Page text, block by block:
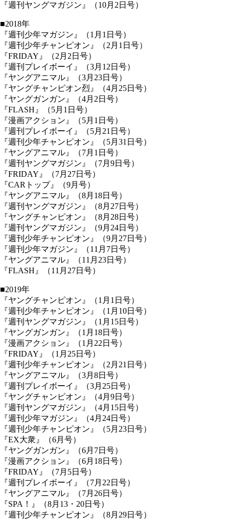
『週刊ヤングマガジン』（10月2日号）
■2018年
『週刊少年マガジン』（1月1日号）
『週刊少年チャンピオン』（2月1日号）
『FRIDAY』（2月2日号）
『週刊プレイボーイ』（3月12日号）
『ヤングアニマル』（3月23日号）
『ヤングチャンピオン烈』（4月25日号）
『ヤングガンガン』（4月2日号）
『FLASH』（5月1日号）
『漫画アクション』（5月1日号）
『週刊プレイボーイ』（5月21日号）
『週刊少年チャンピオン』（5月31日号）
『ヤングアニマル』（7月1日号）
『週刊ヤングマガジン』（7月9日号）
『FRIDAY』（7月27日号）
『CARトップ』（9月号）
『ヤングアニマル』（8月18日号）
『週刊ヤングマガジン』（8月27日号）
『ヤングチャンピオン』（8月28日号）
『週刊ヤングマガジン』（9月24日号）
『週刊少年チャンピオン』（9月27日号）
『週刊少年マガジン』（11月7日号）
『ヤングアニマル』（11月23日号）
『FLASH』（11月27日号）
■2019年
『ヤングチャンピオン』（1月1日号）
『週刊少年チャンピオン』（1月10日号）
『週刊ヤングマガジン』（1月15日号）
『ヤングガンガン』（1月18日号）
『漫画アクション』（1月22日号）
『FRIDAY』（1月25日号）
『週刊少年チャンピオン』（2月21日号）
『ヤングアニマル』（3月8日号）
『週刊プレイボーイ』（3月25日号）
『ヤングチャンピオン』（4月9日号）
『週刊ヤングマガジン』（4月15日号）
『週刊少年マガジン』（4月24日号）
『週刊少年チャンピオン』（5月23日号）
『EX大衆』（6月号）
『ヤングガンガン』（6月7日号）
『漫画アクション』（6月18日号）
『FRIDAY』（7月5日号）
『週刊プレイボーイ』（7月22日号）
『ヤングアニマル』（7月26日号）
『SPA！』（8月13・20日号）
『週刊少年チャンピオン』（8月29日号）